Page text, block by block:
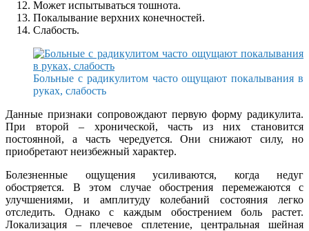
Может испытываться тошнота.
Покалывание верхних конечностей.
Слабость.
Больные с радикулитом часто ощущают покалывания в
руках, слабость
Данные признаки сопровождают первую форму радикулита.
При второй – хронической, часть из них становится
постоянной, а часть чередуется. Они снижают силу, но
приобретают неизбежный характер.
Болезненные ощущения усиливаются, когда недуг
обостряется. В этом случае обострения перемежаются с
улучшениями, и амплитуду колебаний состояния легко
отследить. Однако с каждым обострением боль растет.
Локализация – плечевое сплетение, центральная шейная